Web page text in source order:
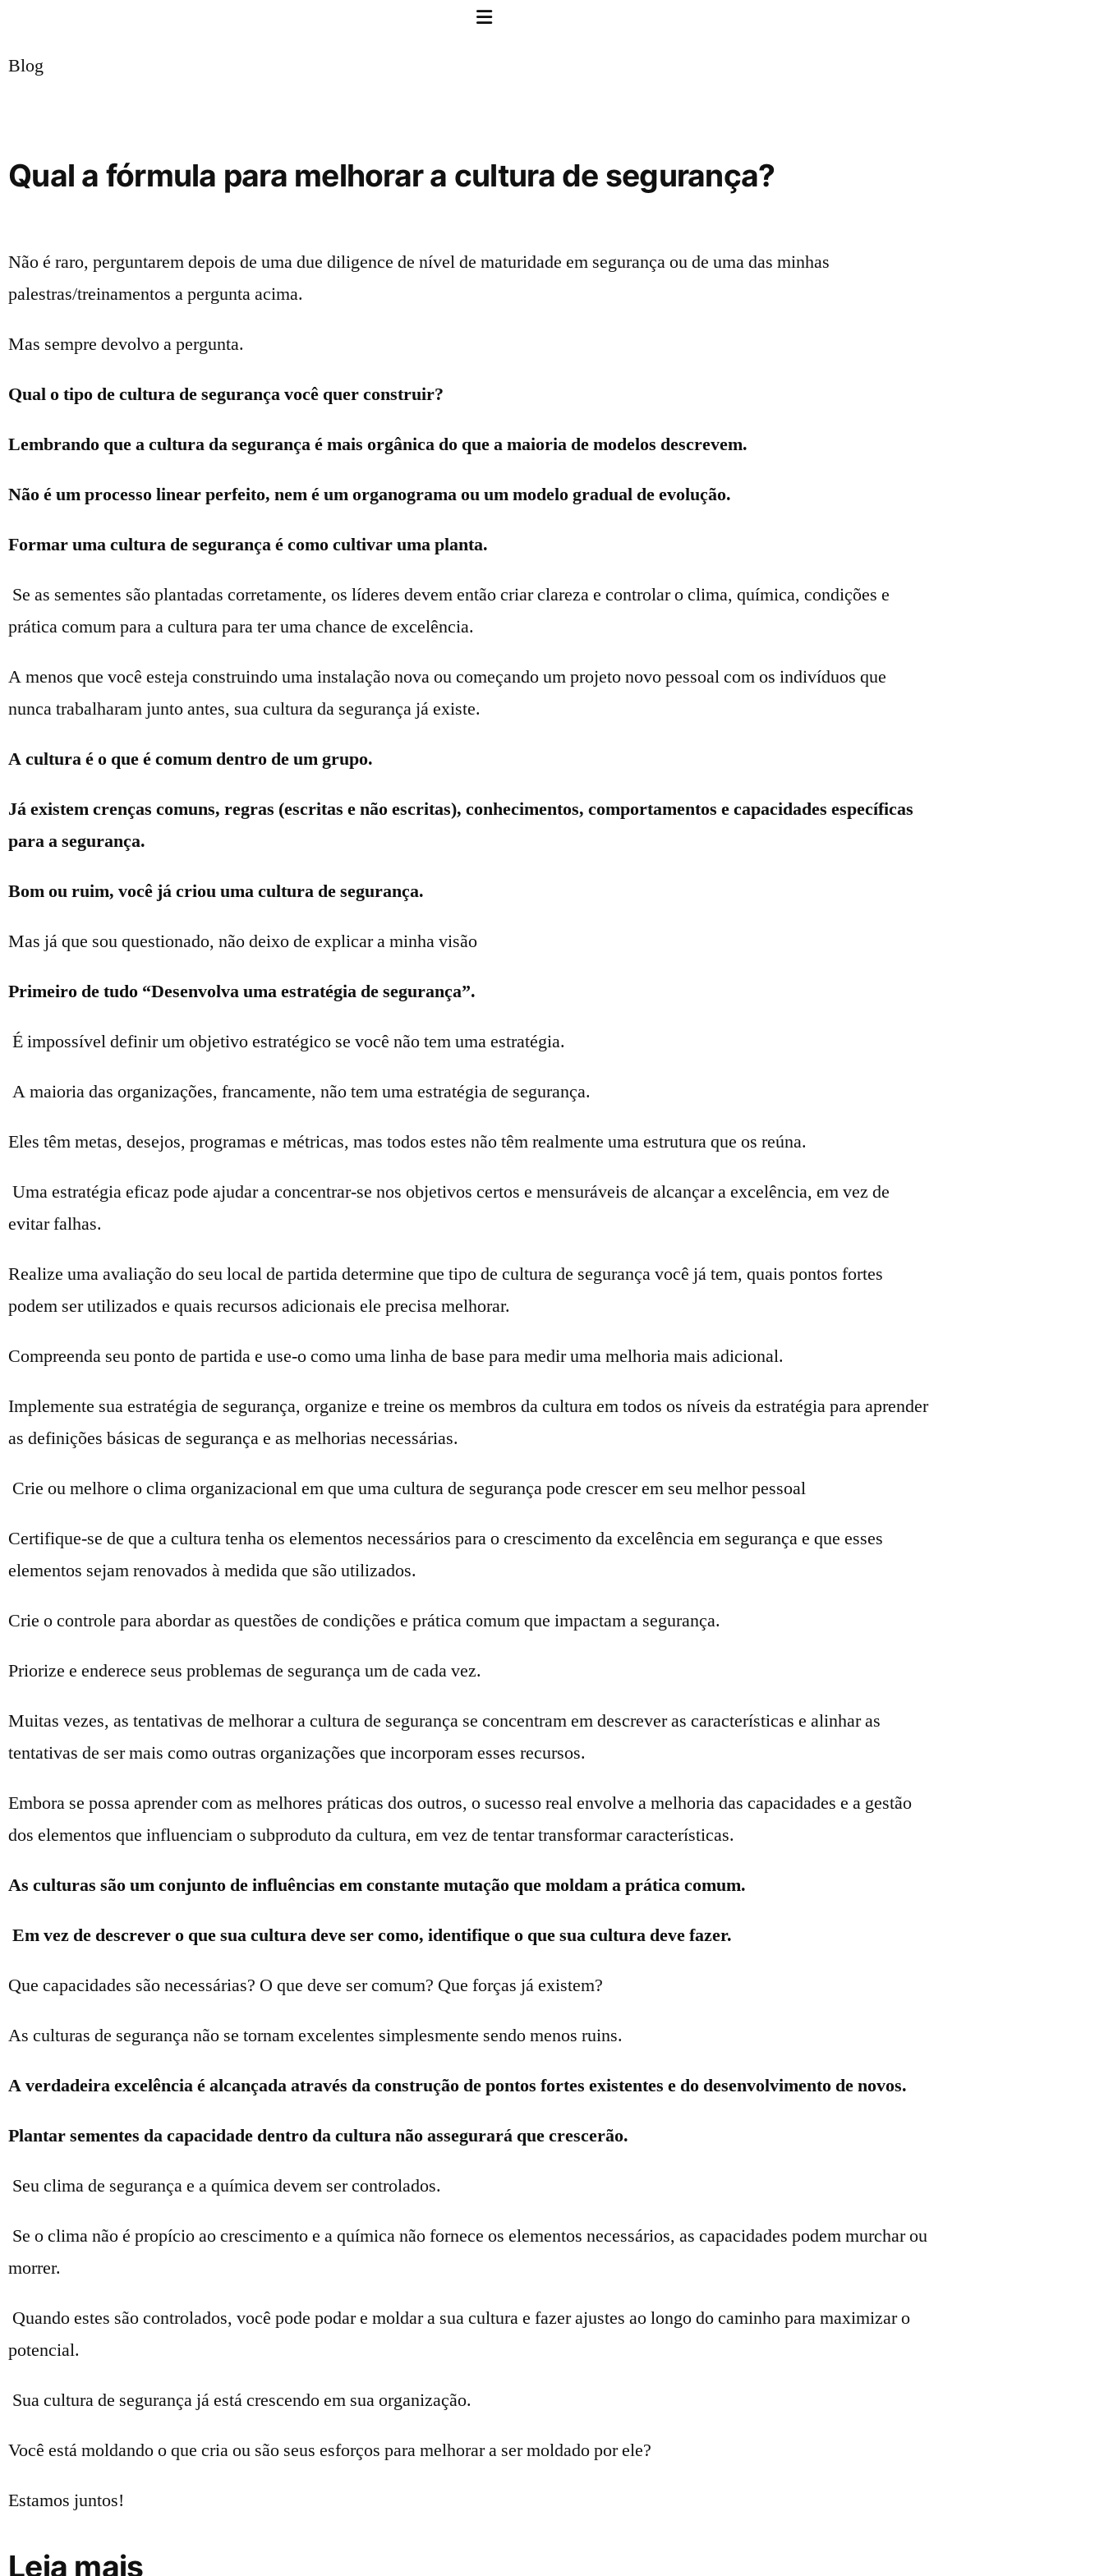
Blog
Qual a fórmula para melhorar a cultura de segurança?
Não é raro, perguntarem depois de uma due diligence de nível de maturidade em segurança ou de uma das minhas
palestras/treinamentos a pergunta acima.
Mas sempre devolvo a pergunta.
Qual o tipo de cultura de segurança você quer construir?
Lembrando que a cultura da segurança é mais orgânica do que a maioria de modelos descrevem.
Não é um processo linear perfeito, nem é um organograma ou um modelo gradual de evolução.
Formar uma cultura de segurança é como cultivar uma planta.
Se as sementes são plantadas corretamente, os líderes devem então criar clareza e controlar o clima, química, condições e
prática comum para a cultura para ter uma chance de excelência.
A menos que você esteja construindo uma instalação nova ou começando um projeto novo pessoal com os indivíduos que
nunca trabalharam junto antes, sua cultura da segurança já existe.
A cultura é o que é comum dentro de um grupo.
Já existem crenças comuns, regras (escritas e não escritas), conhecimentos, comportamentos e capacidades específicas
para a segurança.
Bom ou ruim, você já criou uma cultura de segurança.
Mas já que sou questionado, não deixo de explicar a minha visão
Primeiro de tudo “Desenvolva uma estratégia de segurança”.
É impossível definir um objetivo estratégico se você não tem uma estratégia.
A maioria das organizações, francamente, não tem uma estratégia de segurança.
Eles têm metas, desejos, programas e métricas, mas todos estes não têm realmente uma estrutura que os reúna.
Uma estratégia eficaz pode ajudar a concentrar-se nos objetivos certos e mensuráveis de alcançar a excelência, em vez de
evitar falhas.
Realize uma avaliação do seu local de partida determine que tipo de cultura de segurança você já tem, quais pontos fortes
podem ser utilizados e quais recursos adicionais ele precisa melhorar.
Compreenda seu ponto de partida e use-o como uma linha de base para medir uma melhoria mais adicional.
Implemente sua estratégia de segurança, organize e treine os membros da cultura em todos os níveis da estratégia para aprender
as definições básicas de segurança e as melhorias necessárias.
Crie ou melhore o clima organizacional em que uma cultura de segurança pode crescer em seu melhor pessoal
Certifique-se de que a cultura tenha os elementos necessários para o crescimento da excelência em segurança e que esses
elementos sejam renovados à medida que são utilizados.
Crie o controle para abordar as questões de condições e prática comum que impactam a segurança.
Priorize e enderece seus problemas de segurança um de cada vez.
Muitas vezes, as tentativas de melhorar a cultura de segurança se concentram em descrever as características e alinhar as
tentativas de ser mais como outras organizações que incorporam esses recursos.
Embora se possa aprender com as melhores práticas dos outros, o sucesso real envolve a melhoria das capacidades e a gestão
dos elementos que influenciam o subproduto da cultura, em vez de tentar transformar características.
As culturas são um conjunto de influências em constante mutação que moldam a prática comum.
Em vez de descrever o que sua cultura deve ser como, identifique o que sua cultura deve fazer.
Que capacidades são necessárias? O que deve ser comum? Que forças já existem?
As culturas de segurança não se tornam excelentes simplesmente sendo menos ruins.
A verdadeira excelência é alcançada através da construção de pontos fortes existentes e do desenvolvimento de novos.
Plantar sementes da capacidade dentro da cultura não assegurará que crescerão.
Seu clima de segurança e a química devem ser controlados.
Se o clima não é propício ao crescimento e a química não fornece os elementos necessários, as capacidades podem murchar ou
morrer.
Quando estes são controlados, você pode podar e moldar a sua cultura e fazer ajustes ao longo do caminho para maximizar o
potencial.
Sua cultura de segurança já está crescendo em sua organização.
Você está moldando o que cria ou são seus esforços para melhorar a ser moldado por ele?
Estamos juntos!
Leia mais